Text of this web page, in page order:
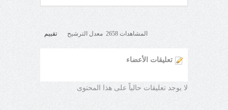
المشاهدات 2658 معدل الترشيح تقييم
تعليقات الأعضاء
لا يوجد تعليقات حالياً على هذا المحتوى